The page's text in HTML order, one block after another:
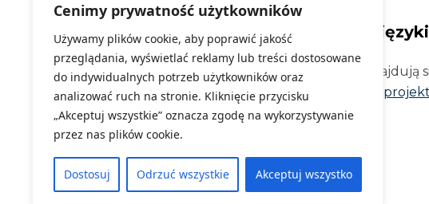
Cenimy prywatność użytkowników
Używamy plików cookie, aby poprawić jakość
przeglądania, wyświetlać reklamy lub treści dostosowane
do indywidualnych potrzeb użytkowników oraz
analizować ruch na stronie. Kliknięcie przycisku
„Akceptuj wszystkie” oznacza zgodę na wykorzystywanie
przez nas plików cookie.
Dostosuj Odrzuć wszystkie Akceptuj wszystko
w konkursie „ Interdyscyplinarny projekt z
Wszelkie informacje wraz z regulaminem konkursu znajdują
https://dodn.dolnyslask.pl/konkurs/interdyscyplinarny-
nauczycielek-i-nauczycieli/
Serdecznie zapraszamy!